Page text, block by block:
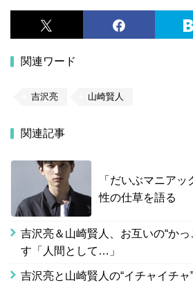
関連ワード
吉沢亮 山崎賢人
関連記事
「だいぶマニア
性の仕草を語る
吉沢亮＆山崎賢人、お互いの“か
す「人間として…」
吉沢亮と山崎賢人の“イチャイチャ